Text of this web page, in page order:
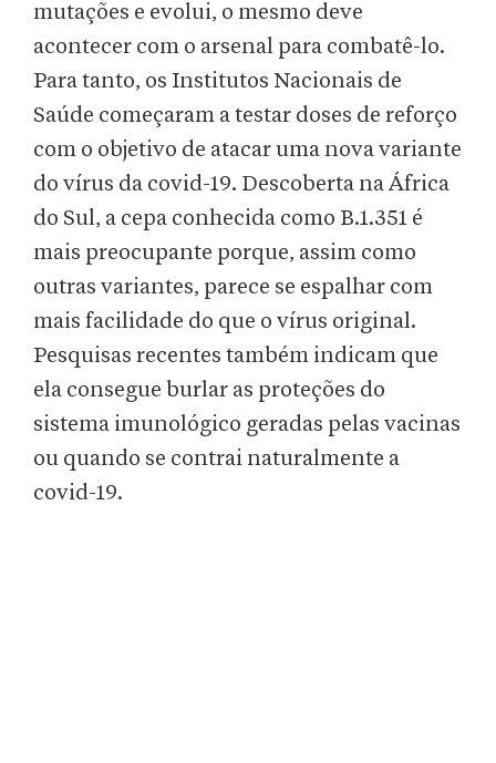
mutações e evolui, o mesmo deve
acontecer com o arsenal para combatê-lo.
Para tanto, os Institutos Nacionais de
Saúde começaram a testar doses de reforço
com o objetivo de atacar uma nova variante
do vírus da covid-19. Descoberta na África
do Sul, a cepa conhecida como B.1.351 é
mais preocupante porque, assim como
outras variantes, parece se espalhar com
mais facilidade do que o vírus original.
Pesquisas recentes também indicam que
ela consegue burlar as proteções do
sistema imunológico geradas pelas vacinas
ou quando se contrai naturalmente a
covid-19.